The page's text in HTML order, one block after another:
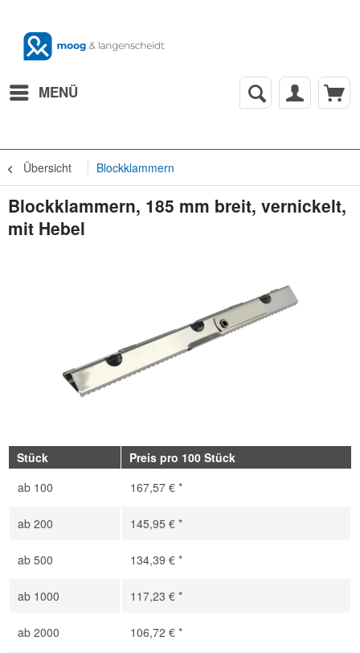
MENÜ
Übersicht Blockklammern
Blockklammern, 185 mm breit, vernickelt,
mit Hebel
Stück
Preis pro 100 Stück
ab 100 167,57 € *
ab 200 145,95 € *
ab 500 134,39 € *
ab 1000 117,23 € *
ab 2000 106,72 € *